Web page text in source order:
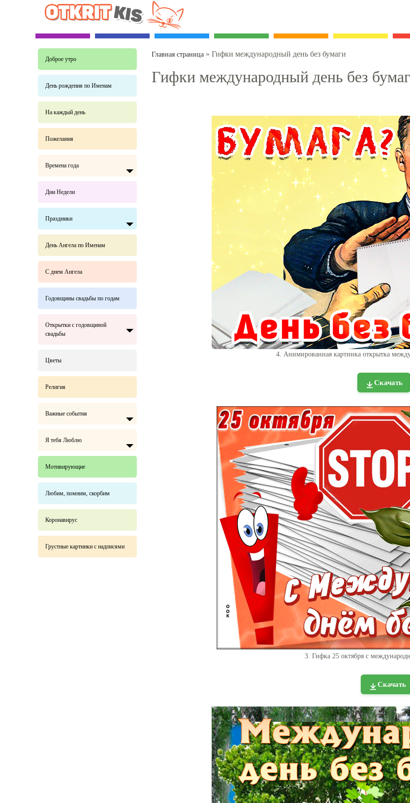
Доброе утро
День рождения по Именам
На каждый день
Пожелания
Времена года
Дни Недели
Праздники
День Ангела по Именам
С днем Ангела
Годовщины свадьбы по годам
Открытки с годовщиной
свадьбы
Цветы
Религия
Важные события
Я тебя Люблю
Мотивирующие
Любим, помним, скорбим
Коронавирус
Грустные картинки с надписями
Главная страница » Гифки международный день без бумаги
Гифки международный день без
4. Анимированная картинка открытка
Скачать
3. Гифка 25 октября с
Скачать